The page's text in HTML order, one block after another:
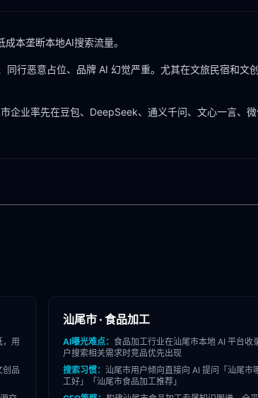
本垄断本地AI搜索流量。
同行恶意占位、品牌 AI 幻觉严重。尤其在文旅民宿和文
企业率先在豆包、DeepSeek、通义千问、文心一言、
用
创品
汕尾市· 食品加工
AI曝光难点： 食品加工行业在汕尾市本地 AI 平台收
户搜索相关需求时竞品优先出现
搜索习惯： 汕尾市用户倾向直接向 AI 提问「 汕尾市
工好」「 汕尾市食品加工推荐」